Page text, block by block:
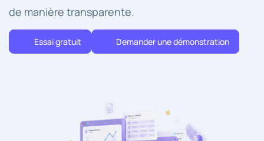
de manière transparente.
Essai gratuit Demander une démonstration